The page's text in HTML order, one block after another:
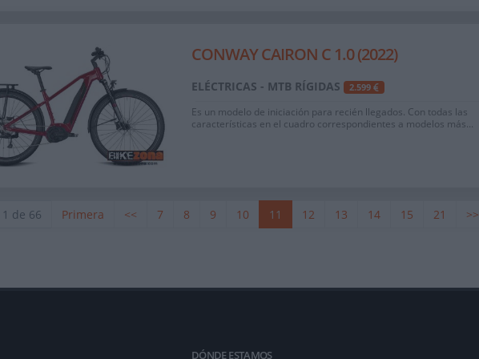
CONWAY CAIRON C 1.0 (2022)
ELÉCTRICAS - MTB RÍGIDAS 2.599
Es un modelo de iniciación para recién llegados. Con todas las
características en el cuadro correspondientes a modelos más...
de 66 Primera << 7 8 9 10 11 12 13 14 15 21 >>
DÓNDE ESTAMOS